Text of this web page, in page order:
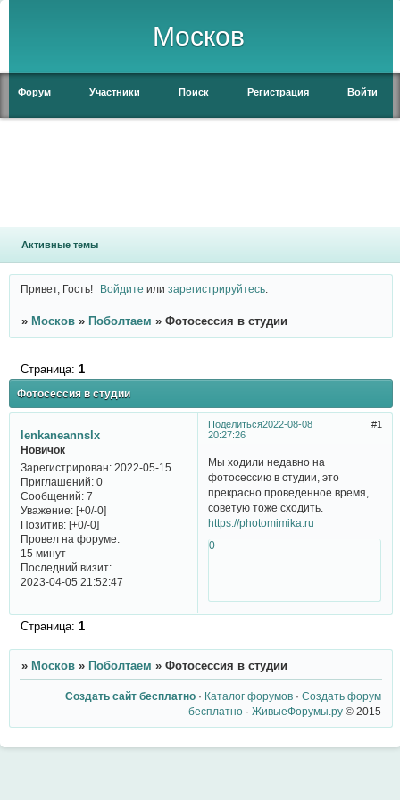
Москов
Форум Участники Поиск Регистрация Войти
Активные темы
Привет, Гость! Войдите илизарегистрируйтесь
» Москов » Поболтаем » Фотосессия в студии
Фотосессия в студии
Страница: 1
Поделиться 1
2022-08-08
20:27:26
lenkaneannslx
Новичок
Зарегистрирован: 2022-05-15
Приглашений:0
Сообщений:7
Уважение: [+0/-0]
Позитив: [+0/-0]
Провел на форуме:
15 минут
Последний визит:
2023-04-05 21:52:47
Мы ходили недавно на
фотосессию в студии, это
прекрасно проведенное время,
советую тоже сходить.
https://photomimika.ru
0
Страница: 1
» Москов » Поболтаем » Фотосессия в студии
Создать сайт бесплатно · Каталог форумов ·Создать форум
бесплатно ·ЖивыеФорумы.ру © 2015